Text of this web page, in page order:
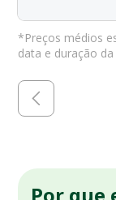
*Preços médios
data e duração da